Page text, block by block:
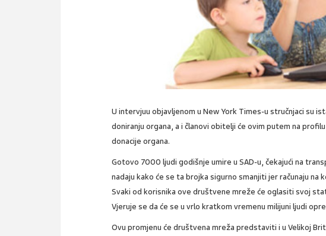
U intervjuu objavljenom u New York Times-u stručnjaci su
doniranju organa, a i članovi obitelji će ovim putem na
donacije organa.
Gotovo 7000 ljudi godišnje umire u SAD-u, čekajući na
nadaju kako će se ta brojka sigurno smanjiti jer računaju na
Svaki od korisnika ove društvene mreže će oglasiti svoj
Vjeruje se da će se u vrlo kratkom vremenu milijuni ljudi
Ovu promjenu će društvena mreža predstaviti i u Velikoj